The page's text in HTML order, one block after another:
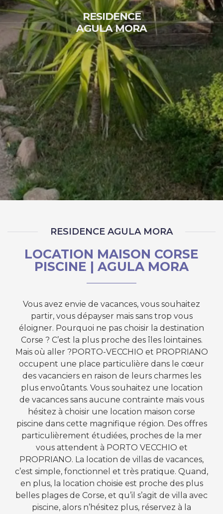
RESIDENCE
AGULA MORA
RESIDENCE AGULA MORA
LOCATION MAISON CORSE
PISCINE | AGULA MORA
Vous avez envie de vacances, vous souhaitez
partir, vous dépayser mais sans trop vous
éloigner. Pourquoi ne pas choisir la destination
Corse ? C’est la plus proche des îles lointaines.
Mais où aller ?PORTO-VECCHIO et PROPRIANO
occupent une place particulière dans le cœur
des vacanciers en raison de leurs charmes les
plus envoûtants. Vous souhaitez une location
de vacances sans aucune contrainte mais vous
hésitez à choisir une location maison corse
piscine dans cette magnifique région. Des offres
particulièrement étudiées, proches de la mer
vous attendent à PORTO VECCHIO et
PROPRIANO. La location de villas de vacances,
c’est simple, fonctionnel et très pratique. Quand,
en plus, la location choisie est proche des plus
belles plages de Corse, et qu’il s’agit de villa avec
piscine, alors n’hésitez plus, réservez à la